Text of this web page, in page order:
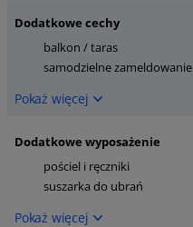
Dodatkowe cechy
balkon / taras
samodzielne zameldowanie
Pokaż więcej
Dodatkowe wyposażenie
pościel i ręczniki
suszarka do ubrań
Pokaż więcej